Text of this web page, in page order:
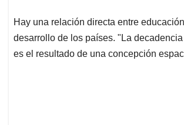
Hay una relación directa entre
desarrollo de los países. "La
es el resultado de una concepción